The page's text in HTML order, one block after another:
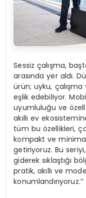
Sessiz çalışma,
arasında yer aldı.
ürün; uyku,
eşlik edebiliyor.
uyumluluğu ve
akıllı ev
tüm bu özellikleri,
kompakt ve
getiriyoruz. Bu
giderek sıklaştığı
pratik, akıllı ve
konumlandırıyoruz.”